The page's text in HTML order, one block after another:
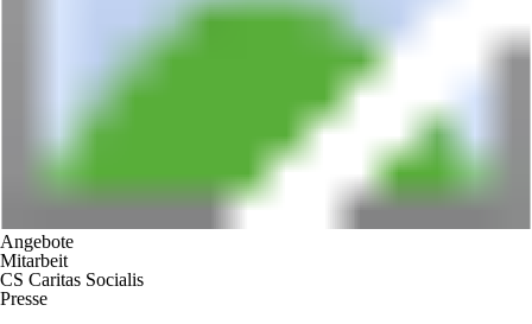
Angebote
Mitarbeit
CS Caritas Socialis
Presse